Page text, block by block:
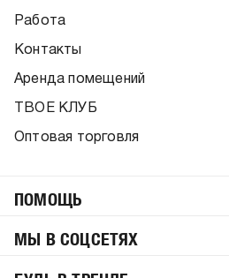
Работа
Контакты
Аренда помещений
ТВОЕ КЛУБ
Оптовая торговля
ПОМОЩЬ
МЫ В СОЦСЕТЯХ